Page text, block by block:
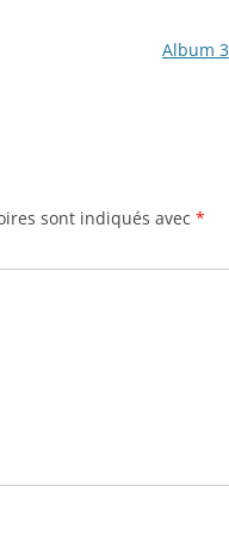
Album 3
sont indiqués avec *